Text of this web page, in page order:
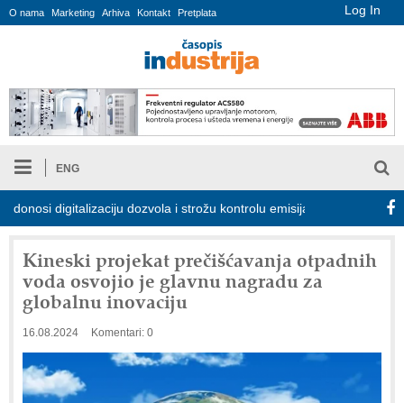
Log In
O nama Marketing Arhiva Kontakt Pretplata
ENG
digitalizaciju dozvola i strožu kontrolu emisija Proizvodnja
Kineski projekat prečišćavanja otpadnih
voda osvojio je glavnu nagradu za
globalnu inovaciju
16.08.2024 Komentari: 0